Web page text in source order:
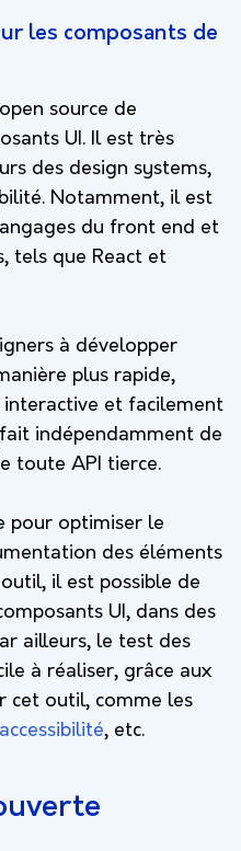
les composants de
source de
UI. Il est très
des design systems,
Notamment, il est
du front end et
tels que React et
à développer
plus rapide,
interactive et facilement
indépendamment de
toute API tierce.
pour optimiser le
des éléments
il est possible de
UI, dans des
ailleurs, le test des
à réaliser, grâce aux
cet outil, comme les
, etc.